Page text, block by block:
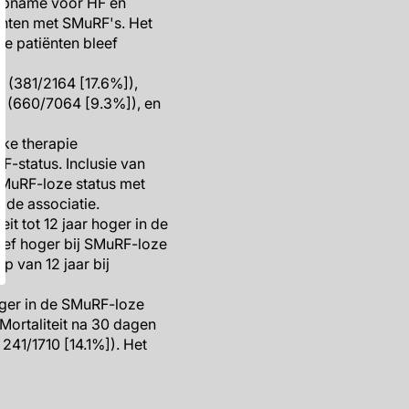
met SMuRF's. Het
patiënten bleef
2164 [17.6%]),
(660/7064 [9.3%]), en
therapie
status. Inclusie van
loze status met
de associatie.
tot 12 jaar hoger in de
hoger bij SMuRF-loze
van 12 jaar bij
in de SMuRF-loze
na 30 dagen
1710 [14.1%]). Het